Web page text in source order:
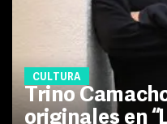
CULTURA
Trino
originales en